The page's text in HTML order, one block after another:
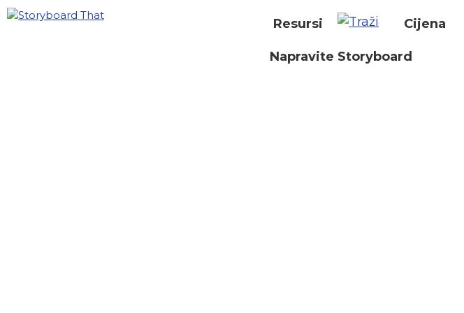
Resursi Cijena
Napravite Storyboard